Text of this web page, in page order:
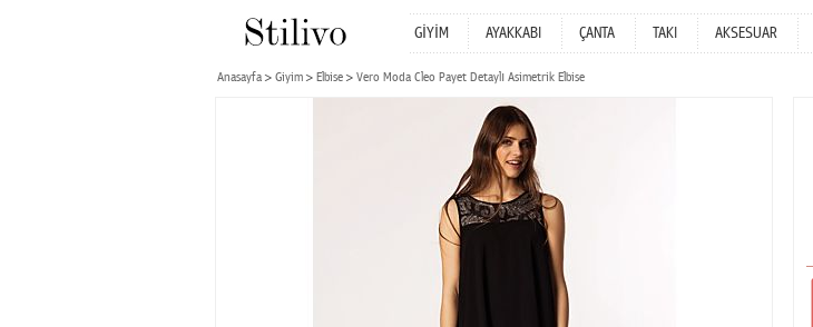
GİYİM AYAKKABI ÇANTA TAKI AKSESUAR
Anasayfa Giyim Elbise Vero Moda Cleo Payet Detaylı Asimetrik Elbise